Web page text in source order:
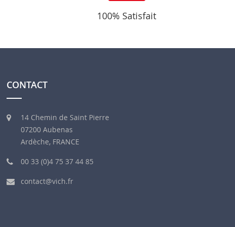
100% Satisfait
CONTACT
14 Chemin de Saint Pierre
07200 Aubenas
Ardèche, FRANCE
00 33 (0)4 75 37 44 85
contact@vich.fr